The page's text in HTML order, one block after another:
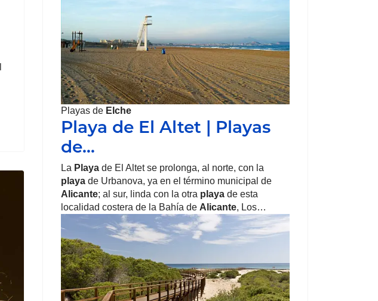
Playas de Elche
Playa de El Altet | Playas
de…
La Playa de El Altet se prolonga, al norte, con la
playa de Urbanova, ya en el término municipal de
Alicante; al sur, linda con la otra playa de esta
localidad costera de la Bahía de Alicante, Los…